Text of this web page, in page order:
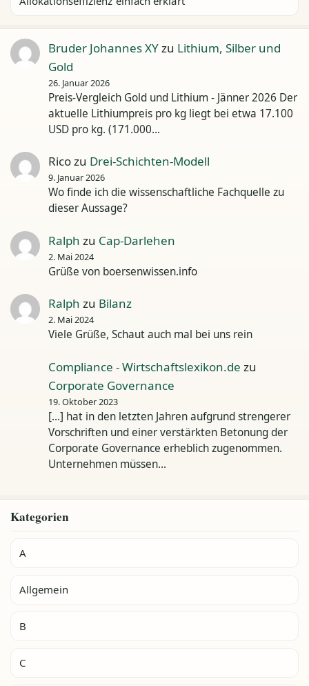
Bruder Johannes XY zu Lithium, Silber und
Gold
26. Januar 2026
Preis-Vergleich Gold und Lithium - Jänner 2026 Der
aktuelle Lithiumpreis pro kg liegt bei etwa 17.100
USD pro kg. (171.000…
Ricozu Drei-Schichten-Modell
9. Januar 2026
Wo finde ich die wissenschaftliche Fachquelle zu
dieser Aussage?
Ralph zu Cap-Darlehen
2. Mai 2024
Grüße von boersenwissen.info
Ralph zu Bilanz
2. Mai 2024
Viele Grüße, Schaut auch mal bei uns rein
Compliance - Wirtschaftslexikon.de zu
Corporate Governance
19. Oktober 2023
[…] hat in den letzten Jahren aufgrund strengerer
Vorschriften und einer verstärkten Betonung der
Corporate Governance erheblich zugenommen.
Unternehmen müssen…
Kategorien
A
Allgemein
B
C